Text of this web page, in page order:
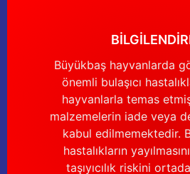
Gönder
Büyükbaş hayvanlarda
önemli bulaşıcı
hayvanlarla temas
malzemelerin iade veya
kabul edilmemektedir.
hastalıkların
taşıyıcılık riskini